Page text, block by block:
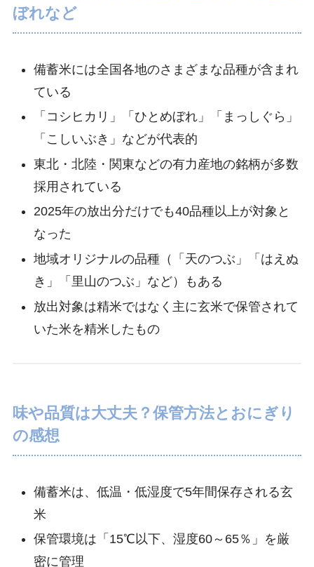
ぼれなど
備蓄米には全国各地のさまざまな品種が含まれ
ている
「コシヒカリ」「ひとめぼれ」「まっしぐら」
「こしいぶき」などが代表的
東北・北陸・関東などの有力産地の銘柄が多数
採用されている
2025年の放出分だけでも40品種以上が対象と
なった
地域オリジナルの品種（「天のつぶ」「はえぬ
き」「里山のつぶ」など）もある
放出対象は精米ではなく主に玄米で保管されて
いた米を精米したもの
味や品質は大丈夫？保管方法とおにぎり
の感想
備蓄米は、低温・低湿度で5年間保存される玄
米
保管環境は「15℃以下、湿度60～65％」を厳
密に管理